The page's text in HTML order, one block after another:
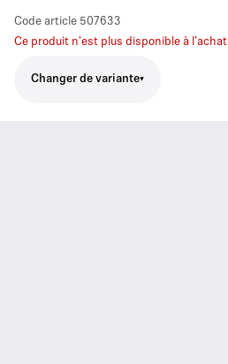
Code article 507633
Ce produit n'est plus disponible à l'achat
Changer de variante